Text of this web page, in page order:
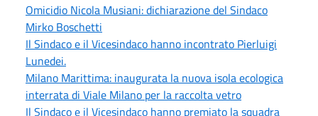
Omicidio Nicola Musiani: dichiarazione del Sindaco
Mirko Boschetti
Il Sindaco e il Vicesindaco hanno incontrato Pierluigi
Lunedei.
Milano Marittima: inaugurata la nuova isola ecologica
interrata di Viale Milano per la raccolta vetro
Il Sindaco e il Vicesindaco hanno premiato la squadra